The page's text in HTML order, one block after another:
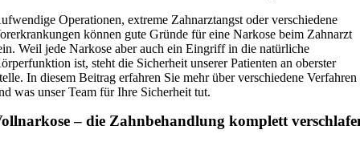
Operationen, extreme Zahnarztangst oder verschiedene
können gute Gründe für eine Narkose beim Zahnarzt
Weil jede Narkose aber auch ein Eingriff in die natürliche
ist, steht die Sicherheit unserer Patienten an oberster
In diesem Beitrag erfahren Sie mehr über verschiedene Verfahren
was unser Team für Ihre Sicherheit tut.
– die Zahnbehandlung komplett